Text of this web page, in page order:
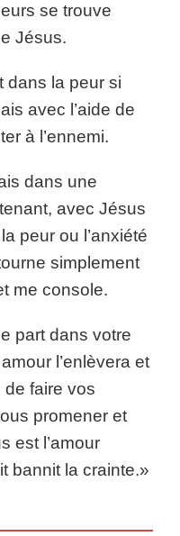
se trouve
Jésus.
dans la peur si
avec l’aide de
à l’ennemi.
dans une
avec Jésus
peur ou l’anxiété
simplement
me console.
part dans votre
l’enlèvera et
de faire vos
promener et
est l’amour
bannit la crainte.»